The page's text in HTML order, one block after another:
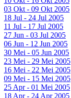
03 Okt - 09 Okt 2005
18 Jul - 24 Jul 2005
11 Jul - 17 Jul 2005
27 Jun - 03 Jul 2005
06 Jun - 12 Jun 2005
30 Mei - 05 Jun 2005
23 Mei - 29 Mei 2005
16 Mei - 22 Mei 2005
09 Mei - 15 Mei 2005
25 Apr - 01 Mei 2005
18 Apr - 24 Apr 2005